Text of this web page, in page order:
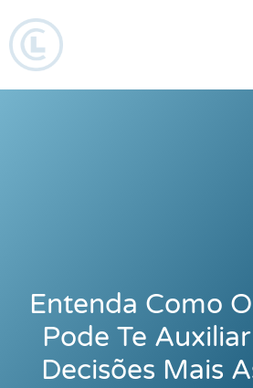
Entenda Como
Pode Te
Decisões Mais